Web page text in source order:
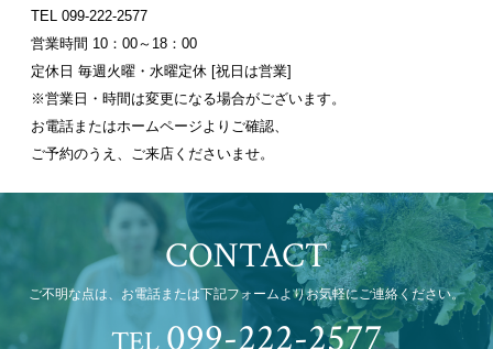
TEL 099-222-2577
営業時間 10：00～18：00
定休日 毎週火曜・水曜定休 [祝日は営業]
※営業日・時間は変更になる場合がございます。
お電話またはホームページよりご確認、
ご予約のうえ、ご来店くださいませ。
CONTACT
ご不明な点は、お電話または下記フォームよりお気軽にご連絡ください。
TEL 099-222-2577